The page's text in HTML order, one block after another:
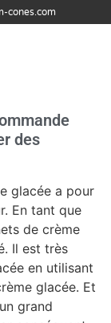
cones.com
des
glacée a pour
En tant que
de crème
Il est très
en utilisant
glacée. Et
grand